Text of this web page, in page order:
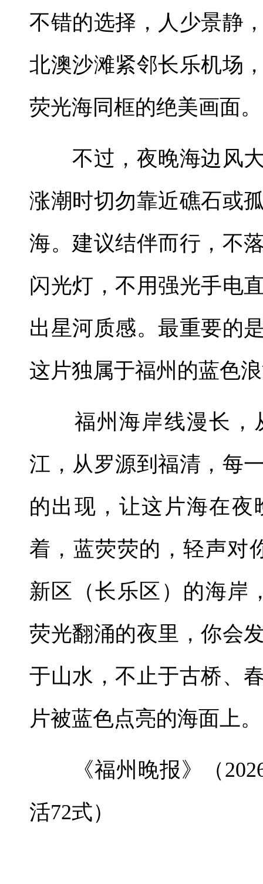
不错的选择，人少景静
北澳沙滩紧邻长乐机场
荧光海同框的绝美画面。
不过，夜晚海边风大
涨潮时切勿靠近礁石或
海。建议结伴而行，不
闪光灯，不用强光手电
出星河质感。最重要的
这片独属于福州的蓝色
福州海岸线漫长，
江，从罗源到福清，每
的出现，让这片海在
着，蓝荧荧的，轻声对
新区（长乐区）的海岸
荧光翻涌的夜里，你会
于山水，不止于古桥、
片被蓝色点亮的海面上。
《福州晚报》（2026
活72式）